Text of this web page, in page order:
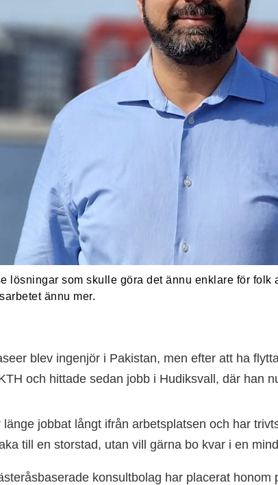
lösningar som skulle göra det ännu enklare för
ännu mer.
blev ingenjör i Pakistan, men efter att ha
och hittade sedan jobb i Hudiksvall, där han
länge jobbat långt ifrån arbetsplatsen och har
till en storstad, utan vill gärna bo kvar i en
konsultbolag har placerat honom